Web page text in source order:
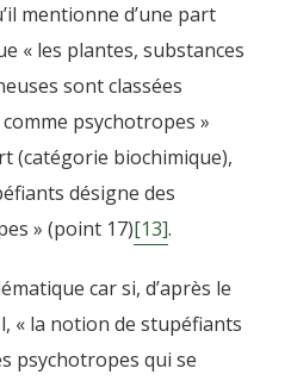
mentionne d’une part
« les plantes, substances
sont classées
psychotropes »
(catégorie biochimique),
désigne des
» (point 17)[13].
car si, d’après le
« la notion de stupéfiants
psychotropes qui se